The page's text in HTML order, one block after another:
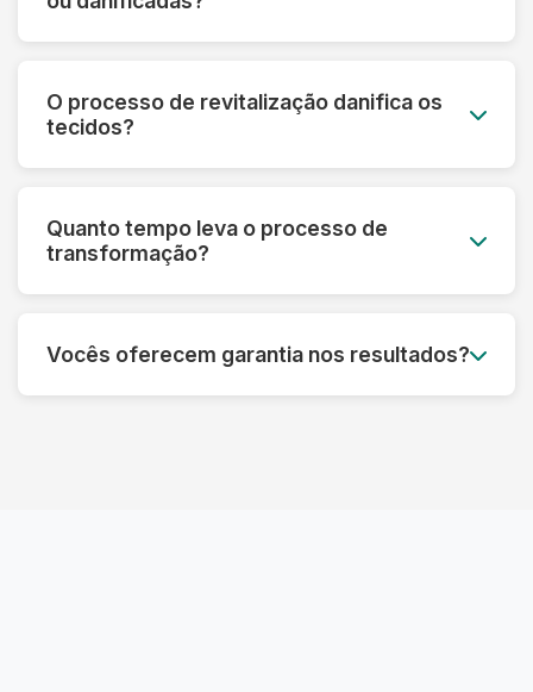
prévia e informamos o que é possível restaurar
O processo de revitalização danifica os
tecidos?
prolongar a vida útil das roupas, sempre
respeitando as características de cada material.
Quanto tempo leva o processo de
transformação?
de restauração podem precisar de um tempo
adicional para garantir o melhor resultado.
Vocês oferecem garantia nos resultados?